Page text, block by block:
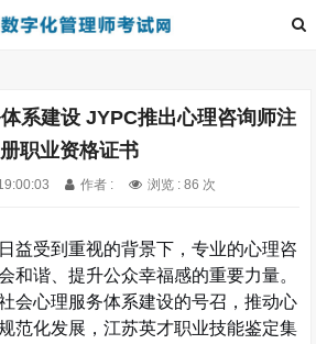
系建设 JYPC推出心理咨询师注
册职业资格证书
作者 : 浏览 : 86 次
益受到重视的背景下，专业的心理咨
和谐、提升公众幸福感的重要力量。
会心理服务体系建设的号召，推动心
范化发展，江苏英才职业技能鉴定集